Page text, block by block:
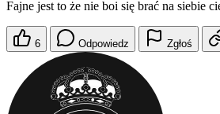
Fajne jest to że nie boi się brać na siebie
6 Odpowiedz Zgłoś